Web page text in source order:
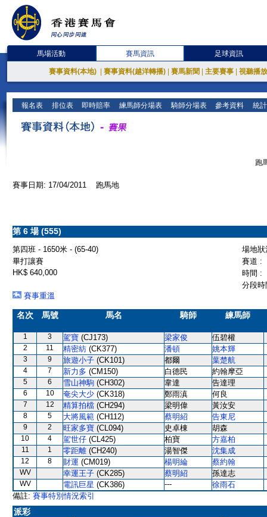
馬場活動 賽馬資訊 足球資訊
賽事資料(本地) 賽事資料(越洋轉播) 賽馬新聞 主要賽事 視聽播
報名表 排位表 即時賠率 練馬師分場表 騎師分場表 參考資料 統
跑
賽事日期: 17/04/2011 跑馬地
第 6 場 (555)
第四班 - 1650米 - (65-40)
場地
畢打讓賽
賽道 :
HK$ 640,000
時間 :
分段
賽事重溫
名次 馬號 馬名 騎師 練馬師
1 3 駕寶 (CJ173) 梁家俊 伍碧權
2 11 精密紡 (CK377) 潘頓 姚本輝
3 9 旅遊小子 (CK101) 都爾 葉楚航
4 7 新力多 (CM150) 白德民 約翰摩亞
5 6 雪山神駒 (CH302) 韋達 告達理
6 10 奄尖大少 (CK318) 鄭雨滇 何良
7 12 精算拍檔 (CH294) 梁明偉 黃汝安
8 5 大將風範 (CH112) 蔡明紹 告東尼
9 2 旺家多寶 (CL094) 史卓棟 胡森
10 4 駕世仔 (CL425) 柏寶 方嘉柏
11 1 零距離 (CH240) 湯智傑 沈集成
12 8 財運 (CM019) 楊明綸 蔡約翰
WV 幸運王子 (CK285) 蔡明紹 孫達志
WV 電訊巨星 (CK386) ---
徐雨石
備註: 賽事特別情況索引
派彩